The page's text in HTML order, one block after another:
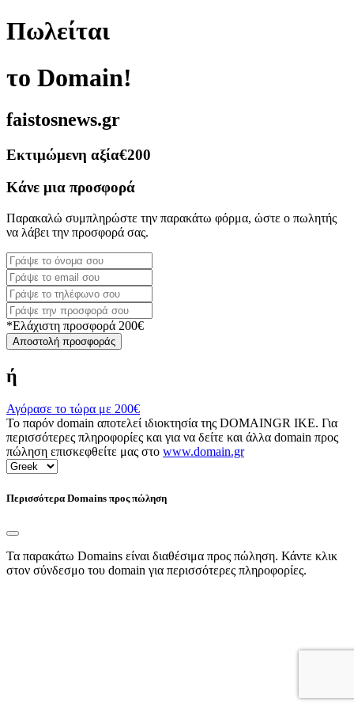
Πωλείται
το Domain!
faistosnews.gr
Εκτιμώμενη αξία€200
Κάνε μια προσφορά
Παρακαλώ συμπληρώστε την παρακάτω φόρμα, ώστε ο πωλητής
να λάβει την προσφορά σας.
*Ελάχιστη προσφορά 200€
Αποστολή προσφοράς
ή
Αγόρασε το τώρα με 200€
Το παρόν domain αποτελεί ιδιοκτησία της DOMAINGR ΙΚΕ. Για
περισσότερες πληροφορίες και για να δείτε και άλλα domain προς
πώληση επισκεφθείτε μας στο www.domain.gr
Περισσότερα Domains προς πώληση
Τα παρακάτω Domains είναι διαθέσιμα προς πώληση. Κάντε κλικ
στον σύνδεσμο του domain για περισσότερες πληροφορίες.